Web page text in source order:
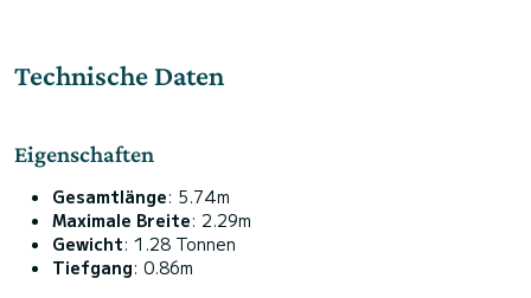
Technische Daten
Eigenschaften
Gesamtlänge: 5.74m
Maximale Breite: 2.29m
Gewicht: 1.28 Tonnen
Tiefgang: 0.86m